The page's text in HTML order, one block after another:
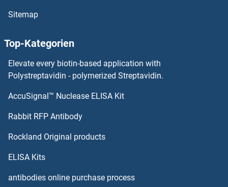
SEC14L4 Antikörper
Secreted Frizzled-Related Protein 1 Antikörper
Secretin Antikörper
Sitemap
Top-Kategorien
Elevate every biotin-based application with
Polystreptavidin - polymerized Streptavidin.
AccuSignal™ Nuclease ELISA Kit
Rabbit RFP Antibody
Rockland Original products
ELISA Kits
antibodies online purchase process